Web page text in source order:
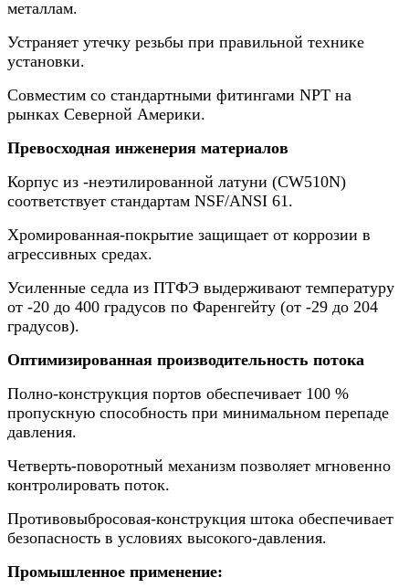
металлам.
Устраняет утечку резьбы при правильной технике
установки.
Совместим со стандартными фитингами NPT на
рынках Северной Америки.
Превосходная инженерия материалов
Корпус из -неэтилированной латуни (CW510N)
соответствует стандартам NSF/ANSI 61.
Хромированная-покрытие защищает от коррозии в
агрессивных средах.
Усиленные седла из ПТФЭ выдерживают температуру
от -20 до 400 градусов по Фаренгейту (от -29 до 204
градусов).
Оптимизированная производительность потока
Полно-конструкция портов обеспечивает 100 %
пропускную способность при минимальном перепаде
давления.
Четверть-поворотный механизм позволяет мгновенно
контролировать поток.
Противовыбросовая-конструкция штока обеспечивает
безопасность в условиях высокого-давления.
Промышленное применение: